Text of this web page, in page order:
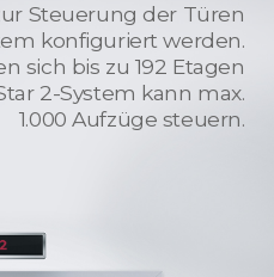
Steuerung der Türen
konfiguriert werden.
sich bis zu 192 Etagen
2-System kann max.
1.000 Aufzüge steuern.